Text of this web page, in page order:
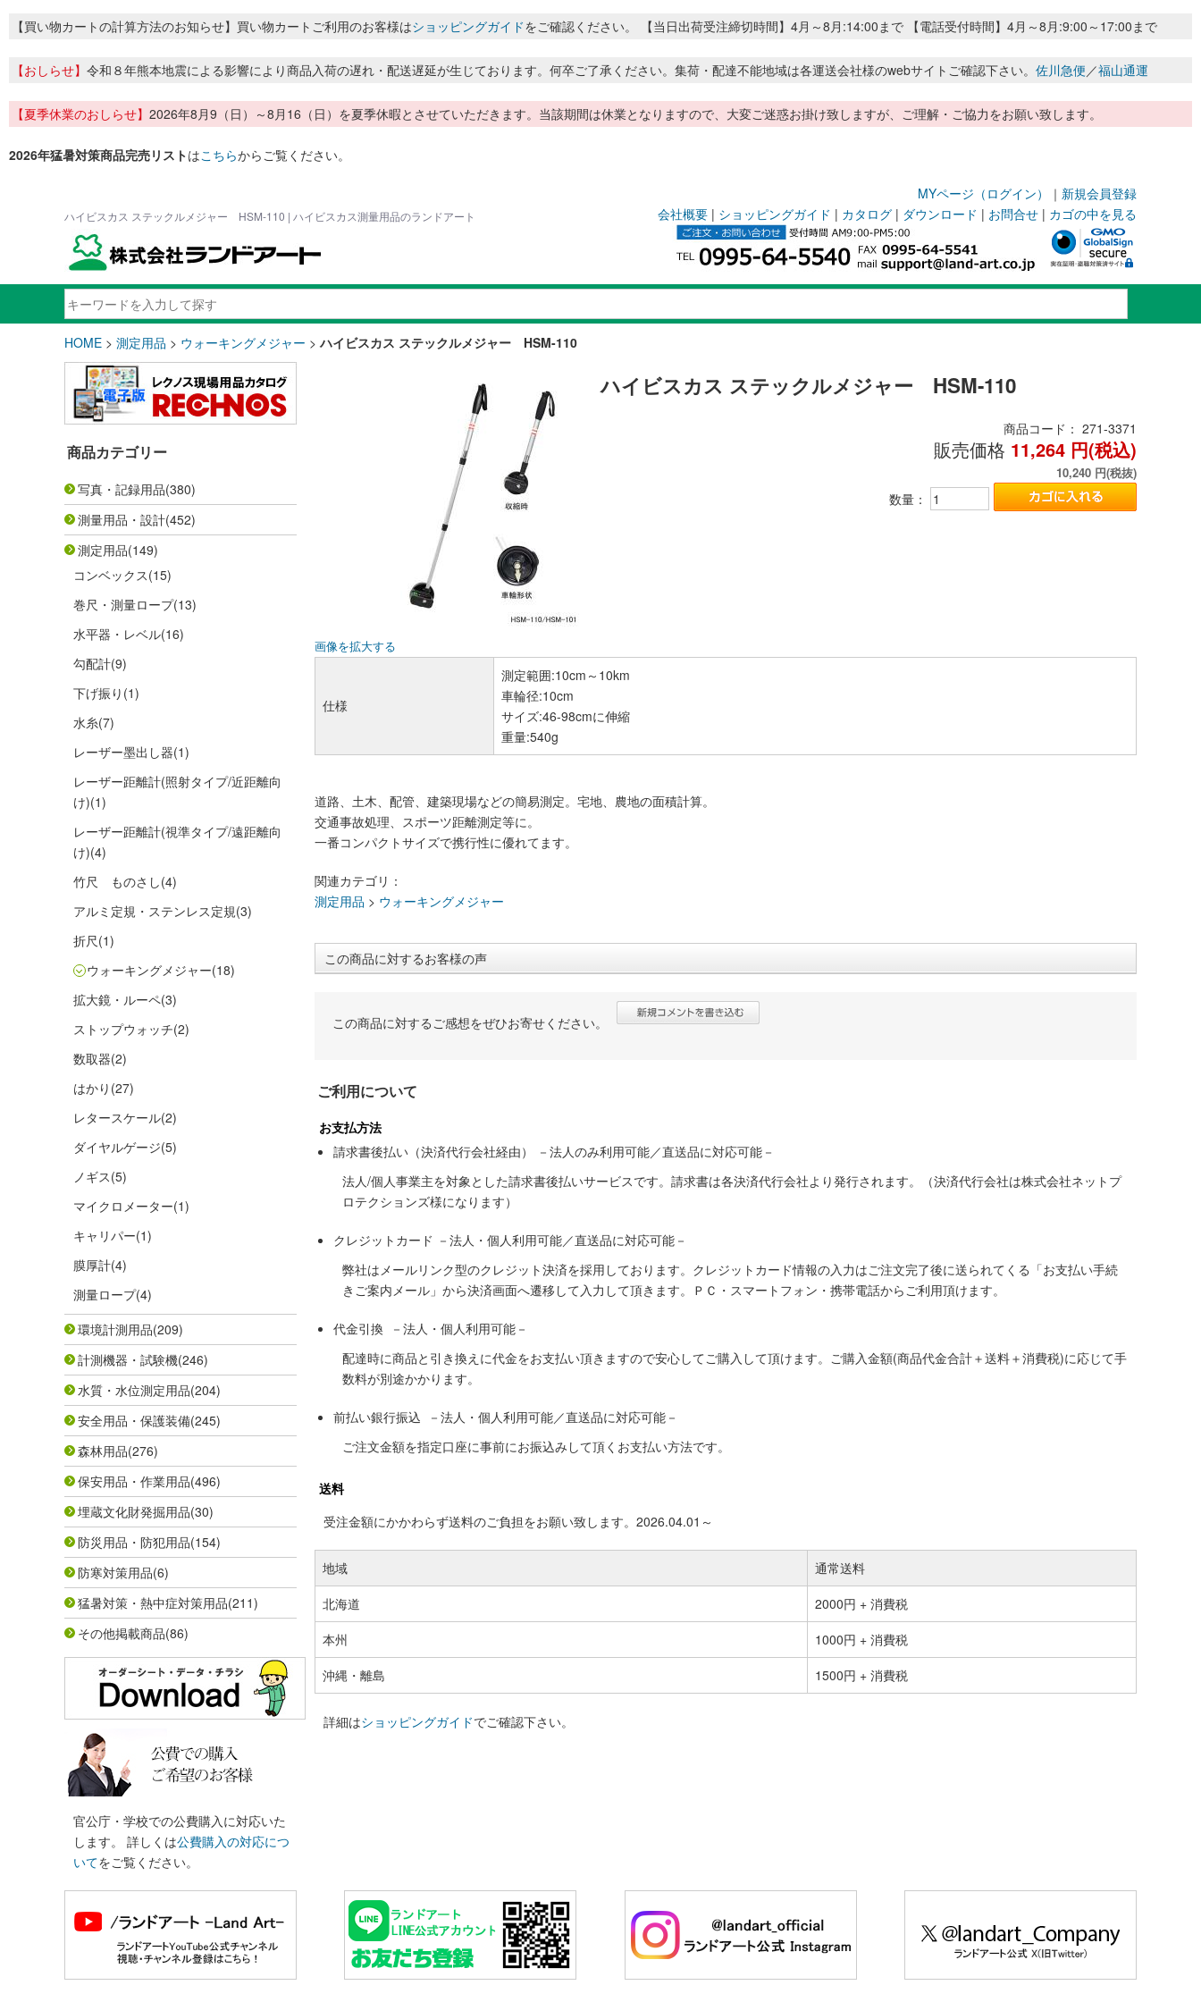
【買い物カートの計算方法のお知らせ】買い物カートご利用のお客様はショッピングガイドをご確認ください。 【当日出荷受注締切時間】4月～8月:14:00まで 【電話受付時間】4月～8月:9:00～17:00まで
【おしらせ】 令和８年熊本地震による影響により商品入荷の遅れ・配送遅延が生じております。何卒ご了承ください。集荷・配達不能地域は各運送会社様のwebサイトご確認下さい。 佐川急便／福山通運
【夏季休業のおしらせ】 2026年8月9（日）～8月16（日）を夏季休暇とさせていただきます。当該期間は休業となりますので、大変ご迷惑お掛け致しますが、ご理解・ご協力をお願い致します。
2026年猛暑対策商品完売リストはこちらからご覧ください。
MYページ（ログイン） ｜ 新規会員登録
ハイビスカス ステックルメジャー HSM-110 | ハイビスカス測量用品のランドアート 会社概要 | ショッピングガイド | カタログ | ダウンロード | お問合せ | カゴの中を見る
HOME > 測定用品 > ウォーキングメジャー >ハイビスカス ステックルメジャー HSM-110
商品カテゴリー
写真・記録用品(380)
測量用品・設計(452)
測定用品(149)
コンベックス(15)
巻尺・測量ロープ(13)
水平器・レベル(16)
勾配計(9)
下げ振り (1)
水糸(7)
レーザー墨出し器(1)
レーザー距離計(照射タイプ/近距離向
け)(1)
レーザー距離計(視準タイプ/遠距離向
け)(4)
竹尺 ものさし(4)
アルミ定規・ステンレス定規(3)
折尺(1)
ウォーキングメジャー(18)
拡大鏡・ルーペ(3)
ストップウォッチ(2)
数取器(2)
はかり (27)
レタースケール(2)
ダイヤルゲージ(5)
ノギス(5)
マイクロメーター(1)
キャリパー(1)
膜厚計(4)
測量ロープ(4)
環境計測用品(209)
計測機器・試験機(246)
水質・水位測定用品(204)
安全用品・保護装備(245)
森林用品(276)
保安用品・作業用品(496)
埋蔵文化財発掘用品(30)
防災用品・防犯用品(154)
防寒対策用品(6)
猛暑対策・熱中症対策用品(211)
その他掲載商品(86)
官公庁・学校での公費購入に対応いた
します。 詳しくは公費購入の対応につ
いてをご覧ください。
画像を拡大する
ハイビスカス ステックルメジャー HSM-110
商品コード： 271-3371
販売価格 11,264 円(税込)
10,240 円(税抜)
数量：
仕様
測定範囲:10cm～10km
車輪径:10cm
サイズ:46-98cmに伸縮
重量:540g
道路、土木、配管、建築現場などの簡易測定。宅地、農地の面積計算。
交通事故処理、スポーツ距離測定等に。
一番コンパクトサイズで携行性に優れてます。
関連カテゴリ：
測定用品 > ウォーキングメジャー
この商品に対するお客様の声
この商品に対するご感想をぜひお寄せください。
ご利用について
お支払方法
請求書後払い（決済代行会社経由） －法人のみ利用可能／直送品に対応可能－
法人/個人事業主を対象とした請求書後払いサービスです。請求書は各決済代行会社より発行されます。（決済代行会社は株式会社ネットプ
ロテクションズ様になります）
クレジットカード －法人・個人利用可能／直送品に対応可能－
弊社はメールリンク型のクレジット決済を採用しております。クレジットカード情報の入力はご注文完了後に送られてくる「お支払い手続
きご案内メール」から決済画面へ遷移して入力して頂きます。ＰＣ・スマートフォン・携帯電話からご利用頂けます。
代金引換 －法人・個人利用可能－
配達時に商品と引き換えに代金をお支払い頂きますので安心してご購入して頂けます。ご購入金額(商品代金合計＋送料＋消費税)に応じて手
数料が別途かかります。
前払い銀行振込 －法人・個人利用可能／直送品に対応可能－
ご注文金額を指定口座に事前にお振込みして頂くお支払い方法です。
送料
受注金額にかかわらず送料のご負担をお願い致します。2026.04.01～
地域
通常送料
北海道
2000円 + 消費税
本州
1000円 + 消費税
沖縄・離島
1500円 + 消費税
詳細はショッピングガイドでご確認下さい。